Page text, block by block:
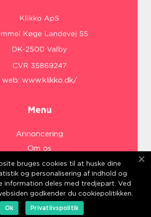
web: www.klikko.dk/
Menu
Annoncering
Om os
Cookies
Kontakt os
Sitemap
bruges cookies til at huske dine
og personalisering af indhold og
information deles med tredjepart. Ved
godkender du cookiepolitikken.
Ok
Privatlivspolitik